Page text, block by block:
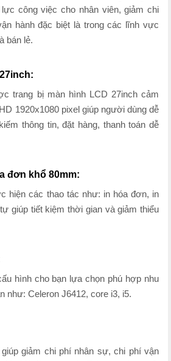
công việc cho nhân viên, giảm chi
hành đặc biệt là trong các lĩnh vực
bán lẻ.
trang bị màn hình LCD 27inch cảm
1920x1080 pixel giúp người dùng dễ
thông tin, đặt hàng, thanh toán dễ
đơn khổ 80mm:
hiện các thao tác như: in hóa đơn, in
giúp tiết kiệm thời gian và giảm thiểu
hình cho bạn lựa chọn phú hợp nhu
như: Celeron J6412, core i3, i5.
giảm chi phí nhân sự, chi phí vận